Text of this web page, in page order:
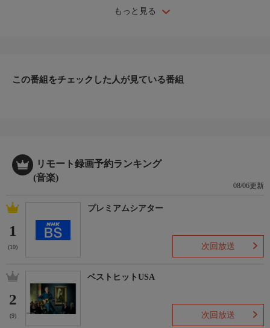
もっと見る
この番組をチェックした人が見ている番組
リモート録画予約ランキング
(音楽)
08/06更新
1
(10)
プレミアムシアター
次回放送
2
(9)
ベストヒットUSA
次回放送